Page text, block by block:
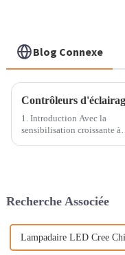
Blog Connexe
1. Introduction Avec la
sensibilisation croissante à
urbaines et rurales.
Recherche Associée
Lampadaire LED Cree